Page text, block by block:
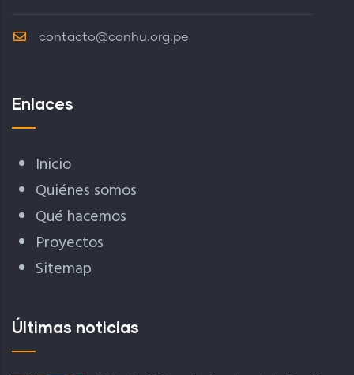
contacto@conhu.org.pe
Enlaces
Inicio
Quiénes somos
Qué hacemos
Proyectos
Sitemap
Últimas noticias